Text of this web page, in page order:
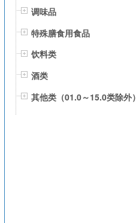
调味品
特殊膳食用食品
饮料类
酒类
其他类（01.0～15.0类除外）